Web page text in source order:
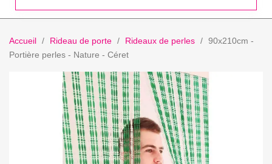
Accueil Rideau de porte Rideaux de perles
90x210cm -
Portière perles - Nature - Céret